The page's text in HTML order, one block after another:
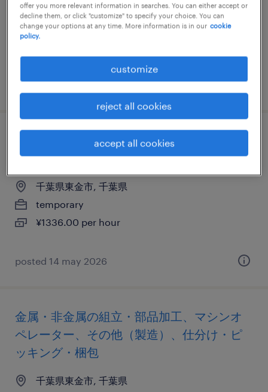
千葉県東金市, 千葉県
temporary
posted 31 march 2026
アウトソーシングの仕分け・ピッキング・
梱包、検品、清掃、入出荷
千葉県東金市, 千葉県
temporary
¥1336.00 per hour
posted 14 may 2026
金属・非金属の組立・部品加工、マシンオ
ペレーター、その他（製造）、仕分け・ピ
ッキング・梱包
千葉県東金市, 千葉県
offer you more relevant information in searches. You can either accept or
decline them, or click "customize" to specify your choice. You can
change your options at any time. More information is in our cookie
policy.
customize
reject all cookies
accept all cookies